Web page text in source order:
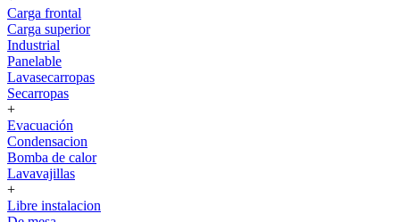
Carga frontal
Carga superior
Industrial
Panelable
Lavasecarropas
Secarropas
+
Evacuación
Condensacion
Bomba de calor
Lavavajillas
+
Libre instalacion